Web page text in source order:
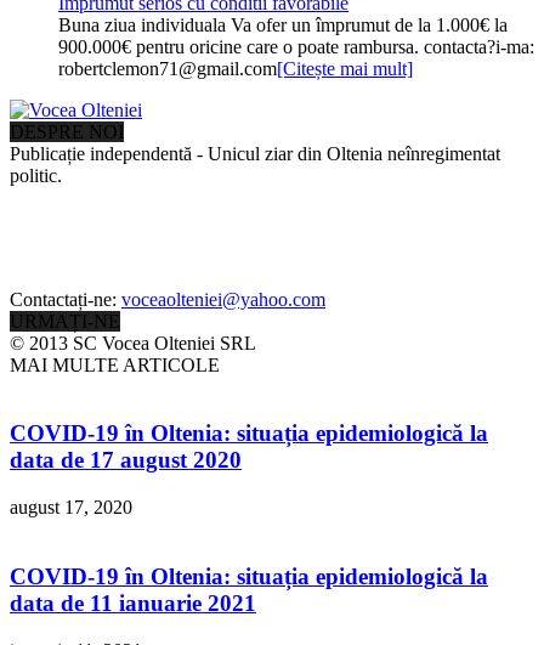
Buna ziua individuala Va ofer un împrumut de la 1.000€ la
900.000€ pentru oricine care o poate rambursa. contacta?i-ma:
robertclemon71@gmail.com[Citește mai mult]
DESPRE NOI
Publicație independentă - Unicul ziar din Oltenia neînregimentat
politic.
Contactați-ne: voceaolteniei@yahoo.com
URMAȚI-NE
© 2013 SC Vocea Olteniei SRL
MAI MULTE ARTICOLE
COVID-19 în Oltenia: situația epidemiologică la
data de 17 august 2020
august 17, 2020
COVID-19 în Oltenia: situația epidemiologică la
data de 11 ianuarie 2021